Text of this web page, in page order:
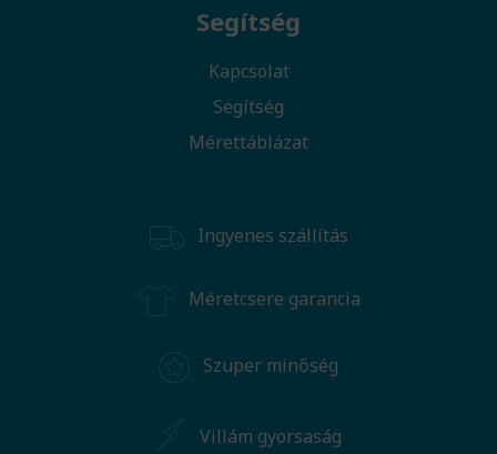
Segítség
Kapcsolat
Segítség
Mérettáblázat
Ingyenes szállítás
Méretcsere garancia
Szuper minőség
Villám gyorsaság